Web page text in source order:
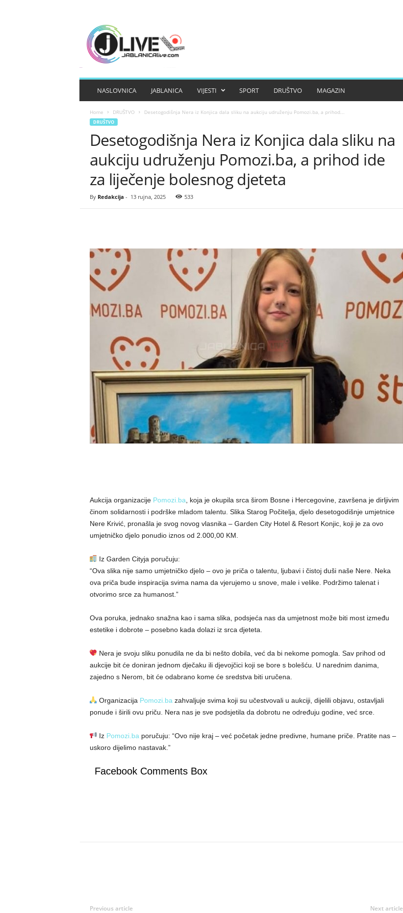
NASLOVNICA JABLANICA VIJESTI SPORT DRUŠTVO MAGAZIN
Home DRUŠTVO Desetogodišnja Nera iz Konjica dala sliku na aukciju udruženju Pomozi.ba, a prihod...
DRUŠTVO
Desetogodišnja Nera iz Konjica dala sliku na
aukciju udruženju Pomozi.ba, a prihod ide
za liječenje bolesnog djeteta
By Redakcija - 13 rujna, 2025 533
Aukcija organizacije Pomozi.ba , koja je okupila srca širom Bosne i Hercegovine, završena je dirljivim
činom solidarnosti i podrške mladom talentu. Slika Starog Počitelja, djelo desetogodišnje umjetnice
Nere Krivić, pronašla je svog novog vlasnika – Garden City Hotel & Resort Konjic, koji je za ovo
umjetničko djelo ponudio iznos od 2.000,00 KM.
Iz Garden Cityja poručuju:
“Ova slika nije samo umjetničko djelo – ovo je priča o talentu, ljubavi i čistoj duši naše Nere. Neka
ova priča bude inspiracija svima nama da vjerujemo u snove, male i velike. Podržimo talenat i
otvorimo srce za humanost.”
Ova poruka, jednako snažna kao i sama slika, podsjeća nas da umjetnost može biti most između
estetike i dobrote – posebno kada dolazi iz srca djeteta.
Nera je svoju sliku ponudila ne da bi nešto dobila, već da bi nekome pomogla. Sav prihod od
aukcije bit će doniran jednom dječaku ili djevojčici koji se bore s bolešću. U narednim danima,
zajedno s Nerom, bit će odabrano kome će sredstva biti uručena.
Organizacija Pomozi.ba zahvaljuje svima koji su učestvovali u aukciji, dijelili objavu, ostavljali
ponude i širili ovu priču. Nera nas je sve podsjetila da dobrotu ne određuju godine, već srce.
Iz Pomozi.ba poručuju: “Ovo nije kraj – već početak jedne predivne, humane priče. Pratite nas –
uskoro dijelimo nastavak.”
Facebook Comments Box
Previous article Next article